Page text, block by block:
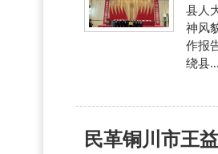
县人
神风
作报
绕县
民革铜川市王